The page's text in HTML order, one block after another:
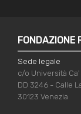
FONDAZIONE
Sede legale
c/o Università Ca'
DD 3246 - Calle
30123 Venezia